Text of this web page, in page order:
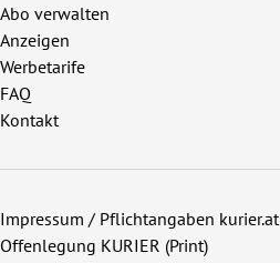
Abo verwalten
Anzeigen
Werbetarife
FAQ
Kontakt
Impressum / Pflichtangaben kurier.at
Offenlegung KURIER (Print)